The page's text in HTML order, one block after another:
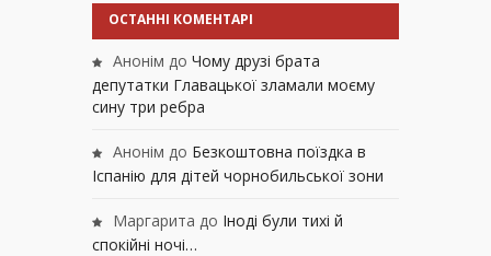
ОСТАННІ КОМЕНТАРІ
Анонім до Чому друзі брата
депутатки Главацької зламали моєму
сину три ребра
Анонім до Безкоштовна поїздка в
Іспанію для дітей чорнобильської зони
Маргарита до Іноді були тихі й
спокійні ночі…